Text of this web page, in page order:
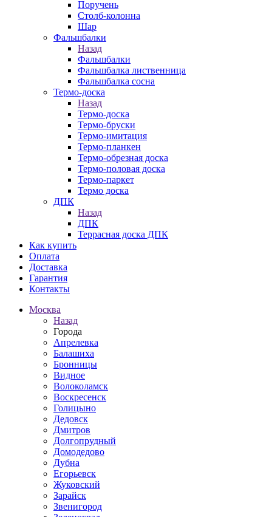
Поручень
Столб-колонна
Шар
Фальшбалки
Назад
Фальшбалки
Фальшбалка лиственница
Фальшбалка сосна
Термо-доска
Назад
Термо-доска
Термо-бруски
Термо-имитация
Термо-планкен
Термо-обрезная доска
Термо-половая доска
Термо-паркет
Термо доска
ДПК
Назад
ДПК
Террасная доска ДПК
Как купить
Оплата
Доставка
Гарантия
Контакты
Москва
Назад
Города
Апрелевка
Балашиха
Бронницы
Видное
Волоколамск
Воскресенск
Голицыно
Дедовск
Дмитров
Долгопрудный
Домодедово
Дубна
Егорьевск
Жуковский
Зарайск
Звенигород